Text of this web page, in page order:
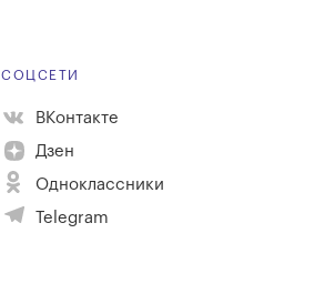
СОЦСЕТИ
ВКонтакте
Дзен
Одноклассники
Telegram